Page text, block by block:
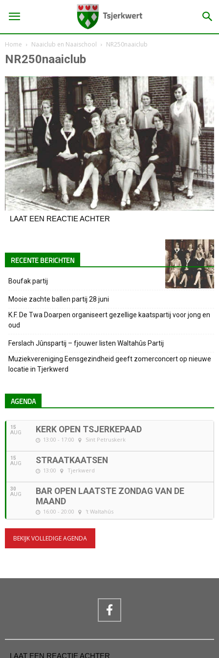
Home Naaiclub en Naaischool NR250naaiclub
NR250naaiclub
LAAT EEN REACTIE ACHTER
RECENTE BERICHTEN
Boufak partij
Mooie zachte ballen partij 28 juni
K.F. De Twa Doarpen organiseert gezellige kaatspartij voor jong en
oud
Ferslach Jûnspartij – fjouwer listen Waltahûs Partij
Muziekvereniging Eensgezindheid geeft zomerconcert op nieuwe
locatie in Tjerkwerd
AGENDA
15
AUG KERK OPEN TSJERKEPAAD
13:00 - 17:00 Sint Petruskerk
15
AUG STRAATKAATSEN
13:00 Tjerkwerd
30
AUG
BAR OPEN LAATSTE ZONDAG VAN DE
MAAND
16:00 - 20:00 't Waltahûs
BEKIJK VOLLEDIGE AGENDA
LAAT EEN REACTIE ACHTER